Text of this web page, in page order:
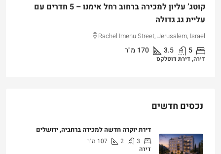
קוטג’ עליון למכירה ברחוב רחל אימנו – 5 חדרים עם
עליית גג גדולה
Rachel Imenu Street, Jerusalem, Israel
5
3.5
170 מ"ר
דירה, דירת דופלקס
נכסים חדשים
דירת יוקרה חדשה למכירה ברחביה, ירושלים
3
2
107 מ"ר
דירה